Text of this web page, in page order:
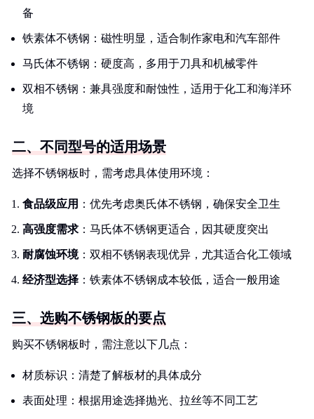
备
铁素体不锈钢：磁性明显，适合制作家电和汽车部件
马氏体不锈钢：硬度高，多用于刀具和机械零件
双相不锈钢：兼具强度和耐蚀性，适用于化工和海洋环
境
二、不同型号的适用场景
选择不锈钢板时，需考虑具体使用环境：
食品级应用 ：优先考虑奥氏体不锈钢，确保安全卫生
高强度需求 ：马氏体不锈钢更适合，因其硬度突出
耐腐蚀环境：双相不锈钢表现优异，尤其适合化工领域
经济型选择 ：铁素体不锈钢成本较低，适合一般用途
三、选购不锈钢板的要点
购买不锈钢板时，需注意以下几点：
材质标识：清楚了解板材的具体成分
表面处理：根据用途选择抛光、拉丝等不同工艺